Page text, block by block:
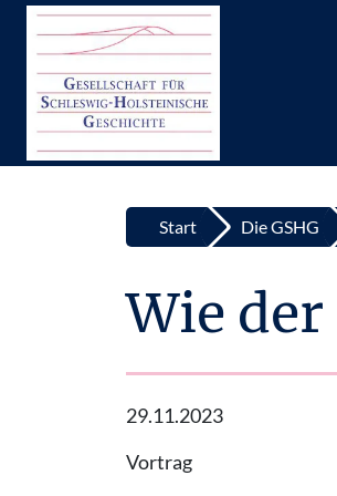
Start Die GSHG
Wie
29.11.2023
Vortrag